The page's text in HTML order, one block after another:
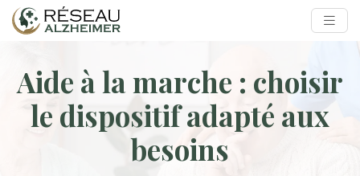
Aide à la marche : choisir
le dispositif adapté aux
besoins